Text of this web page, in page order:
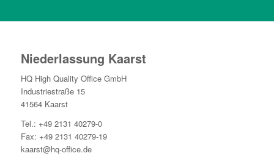
Niederlassung Kaarst
HQ High Quality Office GmbH
Industriestraße 15
41564 Kaarst
Tel.: +49 2131 40279-0
Fax: +49 2131 40279-19
kaarst@hq-office.de